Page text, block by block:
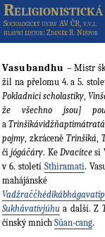
Religionistická
Sociologický ústav AV ČR, v.v.i.
hlavní editor: Zdeněk R. Nešpor
Vasubandhu – Mistr
žil na přelomu 4. a 5.
Pokladnici scholastiky,
že všechno jsou]
a
pojmy, zkráceně Trinšiká,
čijógáčáry. Ke Dvacítcesi
v 6. století Sthiramati.
Sukhávatívjúhu a další. Z
čínský mnich Süan-cang.